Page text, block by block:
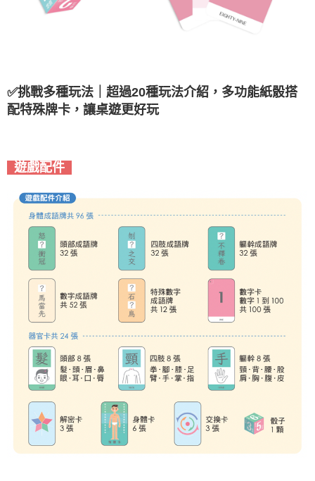
✅挑戰多種玩法｜超過20種玩法介紹，多功能紙骰搭
配特殊牌卡，讓桌遊更好玩
遊戲配件